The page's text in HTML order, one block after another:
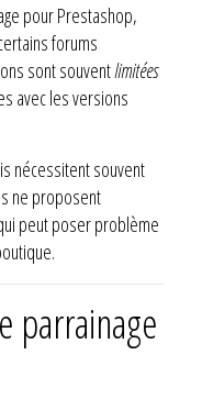
pour Prestashop,
forums
sont souventlimitées
avec les versions
nécessitent souvent
ne proposent
peut poser problème
parrainage